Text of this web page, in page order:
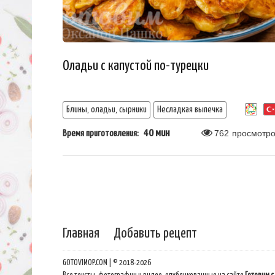
Оладьи с капустой по-турецки
Блины, оладьи, сырники Несладкая выпечка
Время приготовления: 40 мин 762
Главная Добавить рецепт
GOTOVIMOP.COM | © 2018-2026